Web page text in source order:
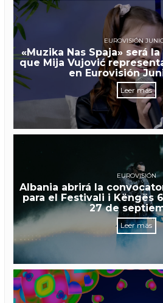
EUROVISIÓN
«Muzika Nas Spaja» será
que Mija Vujović
en Eurovisión
Leer más
EUROVISIÓN
Albania abrirá la
para el Festivali i Këngës
27 de
Leer más